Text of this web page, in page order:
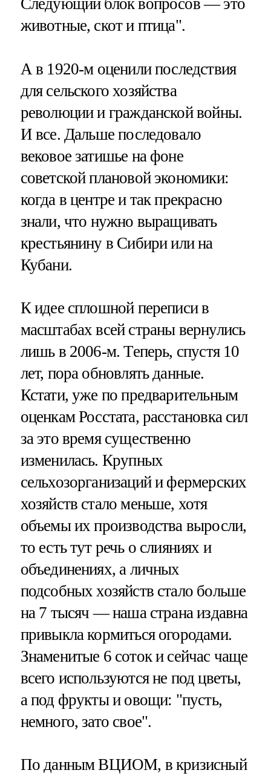
Следующий блок вопросов — это
животные, скот и птица".
А в 1920-м оценили последствия
для сельского хозяйства
революции и гражданской войны.
И все. Дальше последовало
вековое затишье на фоне
советской плановой экономики:
когда в центре и так прекрасно
знали, что нужно выращивать
крестьянину в Сибири или на
Кубани.
К идее сплошной переписи в
масштабах всей страны вернулись
лишь в 2006-м. Теперь, спустя 10
лет, пора обновлять данные.
Кстати, уже по предварительным
оценкам Росстата, расстановка сил
за это время существенно
изменилась. Крупных
сельхозорганизаций и фермерских
хозяйств стало меньше, хотя
объемы их производства выросли,
то есть тут речь о слияниях и
объединениях, а личных
подсобных хозяйств стало больше
на 7 тысяч — наша страна издавна
привыкла кормиться огородами.
Знаменитые 6 соток и сейчас чаще
всего используются не под цветы,
а под фрукты и овощи: "пусть,
немного, зато свое".
По данным ВЦИОМ, в кризисный